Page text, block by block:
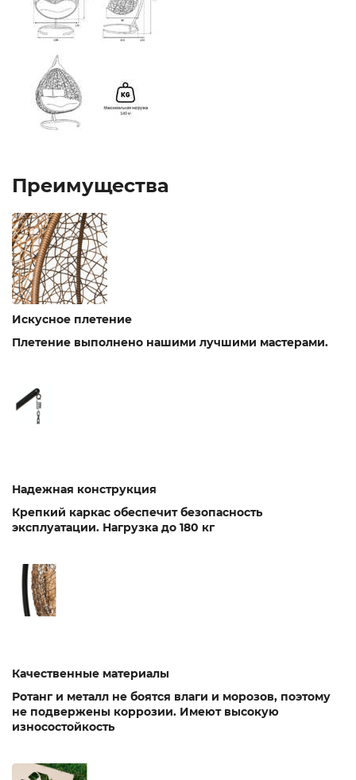
Преимущества
Искусное плетение
Плетение выполнено нашими лучшими мастерами.
Надежная конструкция
Крепкий каркас обеспечит безопасность
эксплуатации. Нагрузка до 180 кг
Качественные материалы
Ротанг и металл не боятся влаги и морозов, поэтому
не подвержены коррозии. Имеют высокую
износостойкость